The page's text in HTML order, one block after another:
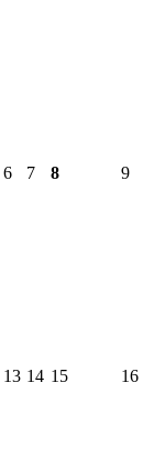
6 7 8 9
13 14 15 16